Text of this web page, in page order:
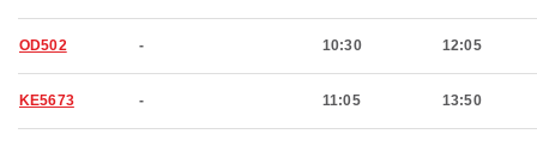
OD502 - 10:30 12:05
KE5673 - 11:05 13:50